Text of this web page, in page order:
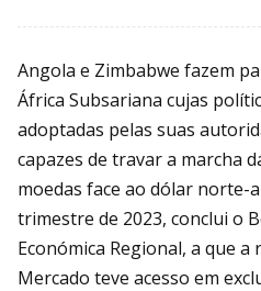
Angola e Zimbabwe fazem
África Subsariana cujas
adoptadas pelas suas
capazes de travar a marcha
moedas face ao dólar norte-
trimestre de 2023, conclui o
Económica Regional, a que a
Mercado teve acesso em